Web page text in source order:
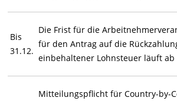
Bis
31.12.
Die Frist für die
für den Antrag auf die
einbehaltener Lohnsteuer läuft ab
Mitteilungspflicht für Country-by-